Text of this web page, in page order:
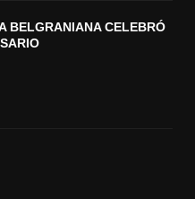
BELGRANIANA CELEBRÓ